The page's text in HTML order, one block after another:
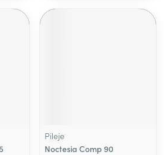
Pileje
Noctesia Comp 90